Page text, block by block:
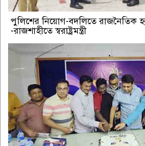
পুলিশের নিয়োগ-বদলিতে রাজনৈতিক
-রাজশাহীতে স্বরাষ্ট্রমন্ত্রী